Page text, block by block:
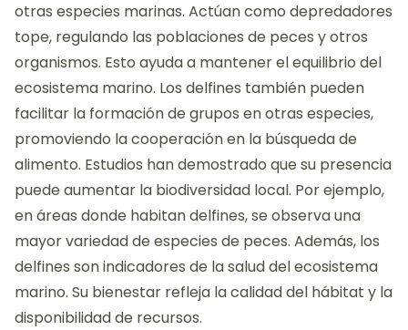
otras especies marinas. Actúan como depredadores
tope, regulando las poblaciones de peces y otros
organismos. Esto ayuda a mantener el equilibrio del
ecosistema marino. Los delfines también pueden
facilitar la formación de grupos en otras especies,
promoviendo la cooperación en la búsqueda de
alimento. Estudios han demostrado que su presencia
puede aumentar la biodiversidad local. Por ejemplo,
en áreas donde habitan delfines, se observa una
mayor variedad de especies de peces. Además, los
delfines son indicadores de la salud del ecosistema
marino. Su bienestar refleja la calidad del hábitat y la
disponibilidad de recursos.